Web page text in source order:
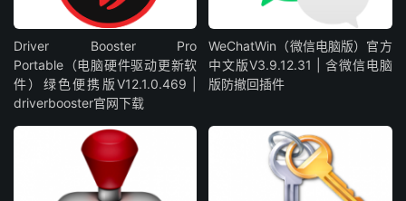
Driver Booster Pro
Portable（电脑硬件驱动更新软
件）绿色便携版V12.1.0.469 |
driverbooster官网下载
WeChatWin（微信电脑版）官方
中文版V3.9.12.31 | 含微信电脑
版防撤回插件